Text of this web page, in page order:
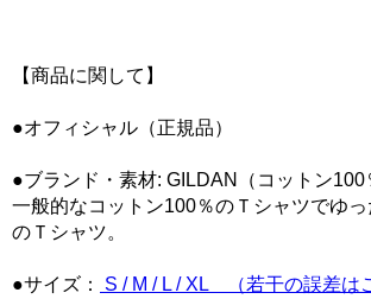
【商品に関して】
●オフィシャル（正規品）
●ブランド・素材: GILDAN（コットン100
一般的なコットン100％のＴシャツでゆ
のＴシャツ。
●サイズ：
S / M / L / XL （若干の誤差は